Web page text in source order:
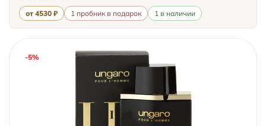
от 4530 ₽ 1 пробник в подарок 1 в наличии
-5%